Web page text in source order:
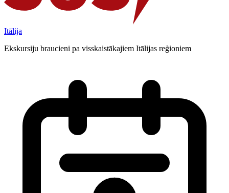
Itālija
Ekskursiju braucieni pa visskaistākajiem Itālijas reģioniem